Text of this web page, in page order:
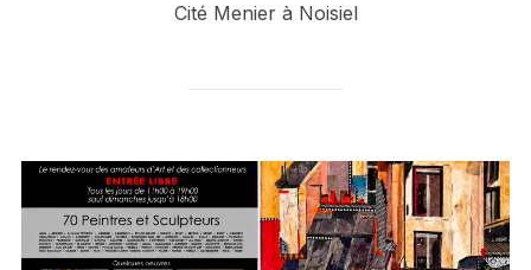
Cité Menier à Noisiel